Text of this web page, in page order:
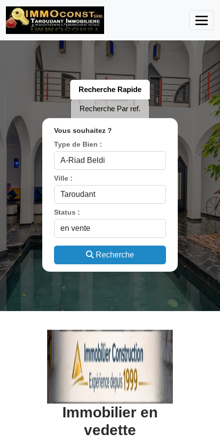
Recherche Rapide
Recherche Par ref.
Vous souhaitez ?
Type de Bien :
Ville :
Status :
Recherche
Immobilier en
vedette